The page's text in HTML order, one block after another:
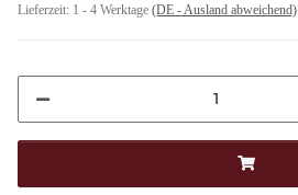
Lieferzeit: 1 - 4 Werktage (DE - Ausland abweichend)